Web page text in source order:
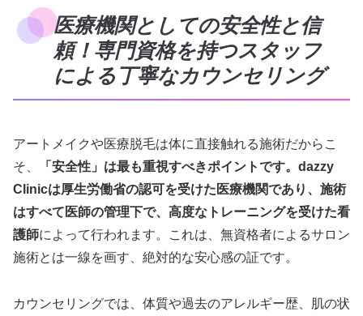
医療機関としての安全性と信
頼！専門資格を持つスタッフ
による丁寧なカウンセリング
アートメイクや医療脱毛は体に直接触れる施術だからこ
そ、
「安全性」は最も重視すべきポイントです。dazzy
Clinicは厚生労働省の認可を受けた医療機関であり、施術
はすべて医師の管理下で、高度なトレーニングを受けた看
護師によって行われます。これは、無資格者によるサロン
施術とは一線を画す、絶対的な安心感の証です。
カウンセリングでは、体質や過去のアレルギー歴、肌の状